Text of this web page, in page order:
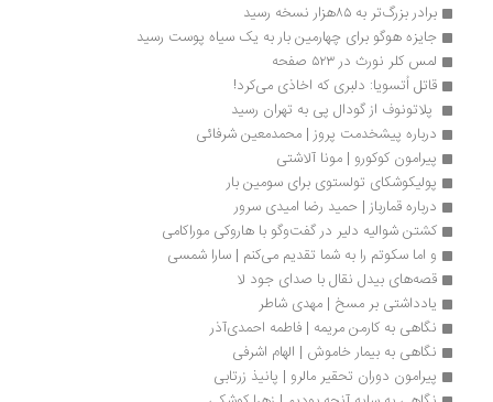
برادر بزرگ‌تر به ۸۵هزار نسخه رسید
جایزه هوگو برای چهارمین بار به یک سیاه پوست رسید
لمس کلر نورث در ۵۲۳ صفحه
قاتل اُتسویا: دلبری که اخاذی می‌کرد!
پلاتونوف از گودال پی به تهران رسید
درباره پیشخدمت پروز | محمدمعین شرفائی
پیرامون کوکورو | مونا آلاشتی
پولیکوشکای تولستوی برای سومین بار
درباره قمارباز | حمید رضا امیدی سرور
کشتن شوالیه دلیر در گفت‌وگو با هاروکی موراکامی
و اما سکوتم را به شما تقدیم می‌کنم | سارا شمسی
قصه‌های بیدل نقال با صدای جود لا
یادداشتی بر مسخ | مهدی شاطر
نگاهی به کارمن مریمه | فاطمه احمدی‌آذر
نگاهی به بیمار خاموش | الهام اشرفی
پیرامون دوران تحقیر مالرو | پانیذ زرتابی